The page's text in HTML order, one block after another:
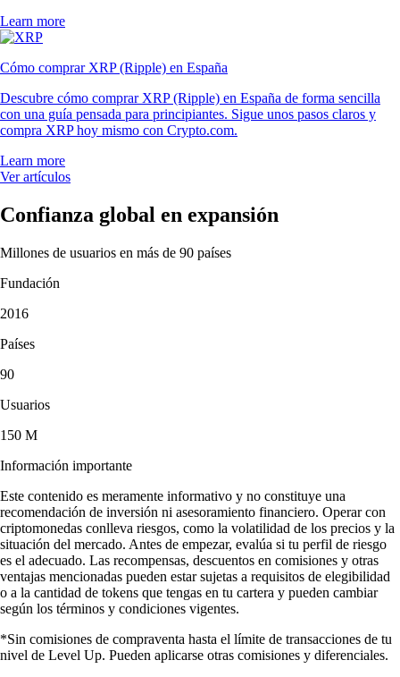
Learn more
Cómo comprar XRP (Ripple) en España
Descubre cómo comprar XRP (Ripple) en España de forma sencilla
con una guía pensada para principiantes. Sigue unos pasos claros y
compra XRP hoy mismo con Crypto.com.
Learn more
Ver artículos
Confianza global en expansión
Millones de usuarios en más de 90 países
Fundación
2016
Países
90
Usuarios
150 M
Información importante
Este contenido es meramente informativo y no constituye una
recomendación de inversión ni asesoramiento financiero. Operar con
criptomonedas conlleva riesgos, como la volatilidad de los precios y la
situación del mercado. Antes de empezar, evalúa si tu perfil de riesgo
es el adecuado. Las recompensas, descuentos en comisiones y otras
ventajas mencionadas pueden estar sujetas a requisitos de elegibilidad
o a la cantidad de tokens que tengas en tu cartera y pueden cambiar
según los términos y condiciones vigentes.
*Sin comisiones de compraventa hasta el límite de transacciones de tu
nivel de Level Up. Pueden aplicarse otras comisiones y diferenciales.